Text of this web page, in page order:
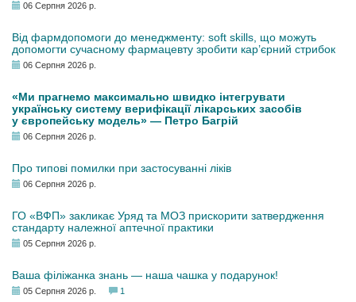
06 Серпня 2026 р.
Від фармдопомоги до менеджменту: soft skills, що можуть
допомогти сучасному фармацевту зробити кар’єрний стрибок
06 Серпня 2026 р.
«Ми прагнемо максимально швидко інтегрувати
українську систему верифікації лікарських засобів
у європейську модель» — Петро Багрій
06 Серпня 2026 р.
Про типові помилки при застосуванні ліків
06 Серпня 2026 р.
ГО «ВФП» закликає Уряд та МОЗ прискорити затвердження
стандарту належної аптечної практики
05 Серпня 2026 р.
Ваша філіжанка знань — наша чашка у подарунок!
05 Серпня 2026 р. 1